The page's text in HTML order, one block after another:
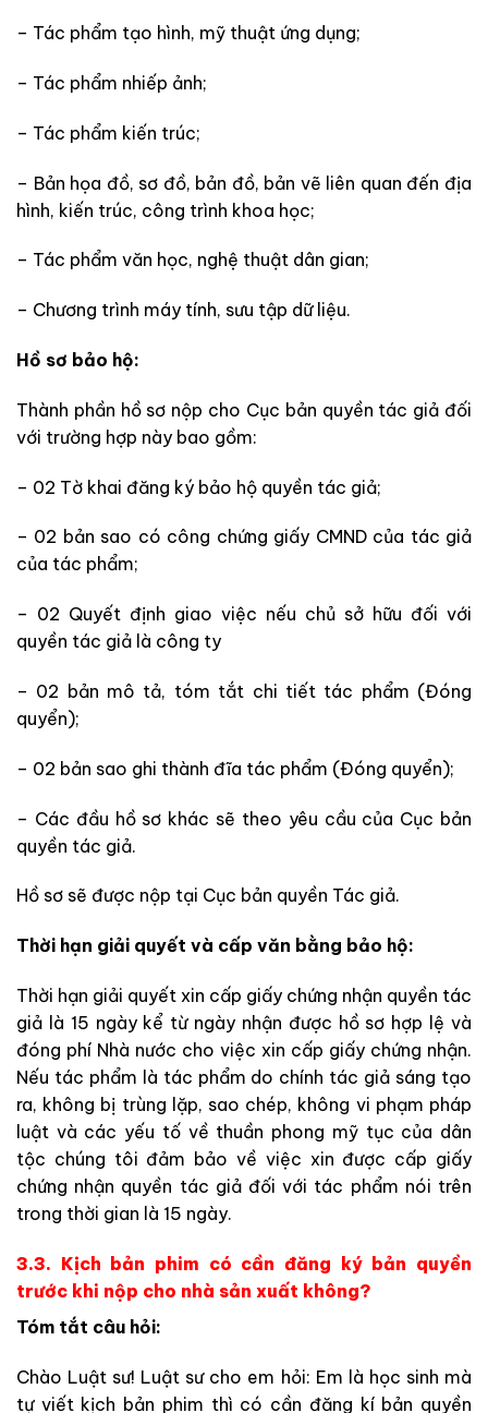
– Tác phẩm tạo hình, mỹ thuật ứng dụng;
– Tác phẩm nhiếp ảnh;
– Tác phẩm kiến trúc;
– Bản họa đồ, sơ đồ, bản đồ, bản vẽ liên quan đến địa
hình, kiến trúc, công trình khoa học;
– Tác phẩm văn học, nghệ thuật dân gian;
– Chương trình máy tính, sưu tập dữ liệu.
Hồ sơ bảo hộ:
Thành phần hồ sơ nộp cho Cục bản quyền tác giả đối
với trường hợp này bao gồm:
– 02 Tờ khai đăng ký bảo hộ quyền tác giả;
– 02 bản sao có công chứng giấy CMND của tác giả
của tác phẩm;
– 02 Quyết định giao việc nếu chủ sở hữu đối với
quyền tác giả là công ty
– 02 bản mô tả, tóm tắt chi tiết tác phẩm (Đóng
quyển);
– 02 bản sao ghi thành đĩa tác phẩm (Đóng quyển);
– Các đầu hồ sơ khác sẽ theo yêu cầu của Cục bản
quyền tác giả.
Hồ sơ sẽ được nộp tại Cục bản quyền Tác giả.
Thời hạn giải quyết và cấp văn bằng bảo hộ:
Thời hạn giải quyết xin cấp giấy chứng nhận quyền tác
giả là 15 ngày kể từ ngày nhận được hồ sơ hợp lệ và
đóng phí Nhà nước cho việc xin cấp giấy chứng nhận.
Nếu tác phẩm là tác phẩm do chính tác giả sáng tạo
ra, không bị trùng lặp, sao chép, không vi phạm pháp
luật và các yếu tố về thuần phong mỹ tục của dân
tộc chúng tôi đảm bảo về việc xin được cấp giấy
chứng nhận quyền tác giả đối với tác phẩm nói trên
trong thời gian là 15 ngày.
3.3. Kịch bản phim có cần đăng ký bản quyền
trước khi nộp cho nhà sản xuất không?
Tóm tắt câu hỏi:
Chào Luật sư! Luật sư cho em hỏi: Em là học sinh mà
tự viết kịch bản phim thì có cần đăng kí bản quyền